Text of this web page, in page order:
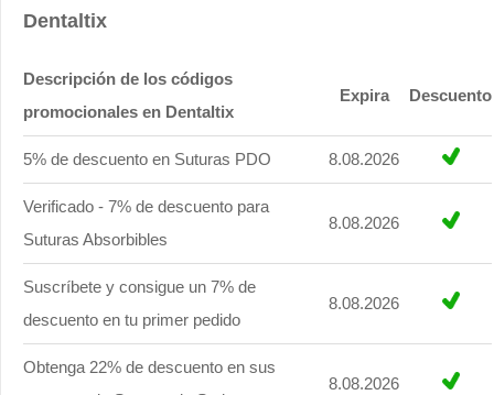
Dentaltix
Descripción de los códigos
promocionales en Dentaltix
Expira Descuento
5% de descuento en Suturas PDO 8.08.2026
Verificado - 7% de descuento para
Suturas Absorbibles
8.08.2026
Suscríbete y consigue un 7% de
descuento en tu primer pedido
8.08.2026
Obtenga 22% de descuento en sus
8.08.2026